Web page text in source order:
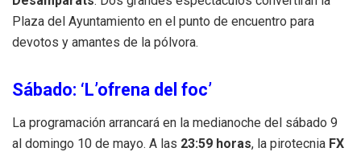
Plaza del Ayuntamiento en el punto de encuentro para
devotos y amantes de la pólvora.
Sábado: ‘L’ofrena del foc’
La programación arrancará en la medianoche del sábado 9
al domingo 10 de mayo. A las 23:59 horas, la pirotecnia FX